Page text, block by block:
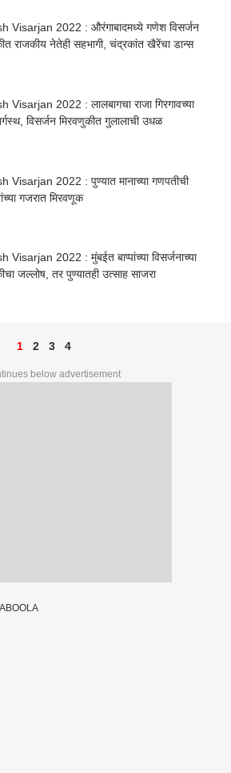
Visarjan 2022 : औरंगाबादमध्ये गणेश विसर्जन
राजकीय नेतेही सहभागी, चंद्रकांत खैरेंचा डान्स
Visarjan 2022 : लालबागचा राजा गिरगावच्या
विसर्जन मिरवणुकीत गुलालाची उधळ
Visarjan 2022 : पुण्यात मानाच्या गणपतीची
गजरात मिरवणूक
2022 : मुंबईत बाप्पांच्या विसर्जनाच्या
मिरवणुकीचा जल्लोष, तर पुण्यातही उत्साह साजरा
1 2 3 4
below advertisement